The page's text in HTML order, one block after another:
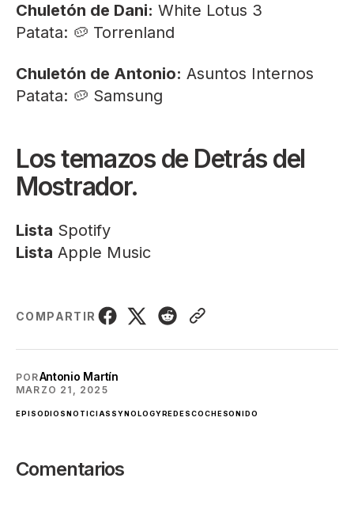
Chuletón de Dani: White Lotus 3
Patata: 🥔 Torrenland
Chuletón de Antonio: Asuntos Internos
Patata: 🥔 Samsung
Los temazos de Detrás del
Mostrador.
Lista Spotify
Lista Apple Music
COMPARTIR
PORAntonio Martín
MARZO 21, 2025
EPISODIOSNOTICIAS SYNOLOGYREDESCOCHESONIDO
Comentarios